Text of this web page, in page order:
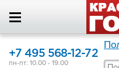
+7 495 568-12-72
пн-пт: 10.00 - 19.00